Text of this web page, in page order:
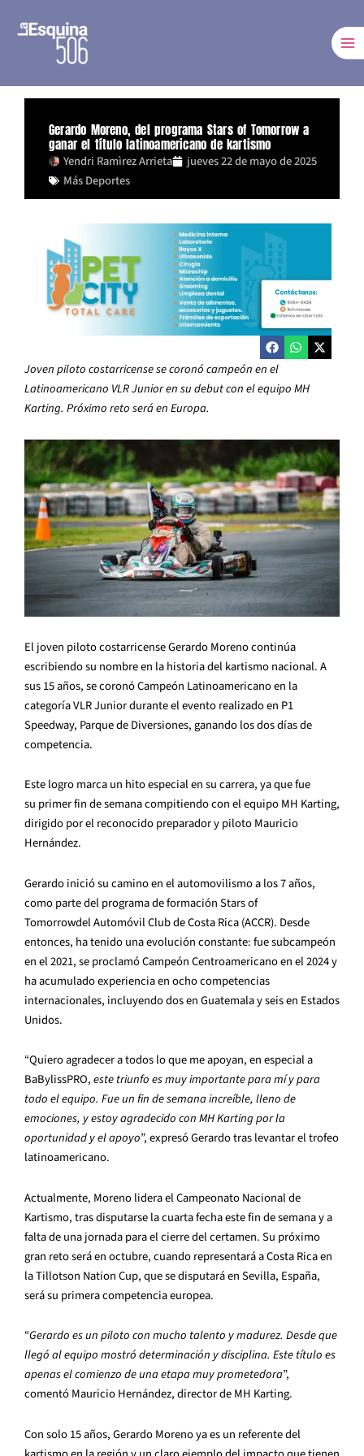
Gerardo Moreno, del programa Stars of Tomorrow a
ganar el título latinoamericano de kartismo
Yendri Ramìrez Arrieta
jueves 22 de mayo de 2025
Más Deportes
Joven piloto costarricense se coronó campeón en el
Latinoamericano VLR Junior en su debut con el equipo MH
Karting. Próximo reto será en Europa.
El joven piloto costarricense Gerardo Moreno continúa
escribiendo su nombre en la historia del kartismo nacional. A
sus 15 años, se coronó Campeón Latinoamericano en la
categoría VLR Junior durante el evento realizado en P1
Speedway, Parque de Diversiones, ganando los dos días de
competencia.
Este logro marca un hito especial en su carrera, ya que fue
su primer fin de semana compitiendo con el equipo MH Karting,
dirigido por el reconocido preparador y piloto Mauricio
Hernández.
Gerardo inició su camino en el automovilismo a los 7 años,
como parte del programa de formación Stars of
Tomorrowdel Automóvil Club de Costa Rica (ACCR). Desde
entonces, ha tenido una evolución constante: fue subcampeón
en el 2021, se proclamó Campeón Centroamericano en el 2024 y
ha acumulado experiencia en ocho competencias
internacionales, incluyendo dos en Guatemala y seis en Estados
Unidos.
“Quiero agradecer a todos lo que me apoyan, en especial a
BaBylissPRO,este triunfo es muy importante para mí y para
todo el equipo. Fue un fin de semana increíble, lleno de
emociones, y estoy agradecido con MH Karting por la
oportunidad y el apoyo”, expresó Gerardo tras levantar el trofeo
latinoamericano.
Actualmente, Moreno lidera el Campeonato Nacional de
Kartismo, tras disputarse la cuarta fecha este fin de semana y a
falta de una jornada para el cierre del certamen. Su próximo
gran reto será en octubre, cuando representará a Costa Rica en
la Tillotson Nation Cup, que se disputará en Sevilla, España,
será su primera competencia europea.
“Gerardo es un piloto con mucho talento y madurez. Desde que
llegó al equipo mostró determinación y disciplina. Este título es
apenas el comienzo de una etapa muy prometedora”,
comentó Mauricio Hernández, director de MH Karting.
Con solo 15 años, Gerardo Moreno ya es un referente del